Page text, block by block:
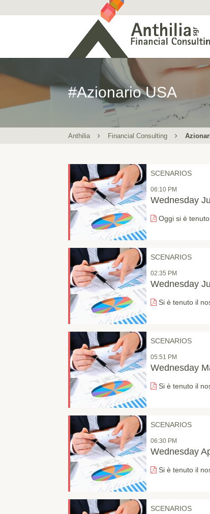
#Azionario USA
Anthilia Financial Consulting
SCENARIOS
06:10 PM
Wednesday
Oggi si è
SCENARIOS
02:35 PM
Wednesday
Si è tenuto il
SCENARIOS
05:51 PM
Wednesday
Si è tenuto il
SCENARIOS
06:30 PM
Wednesday
Si è tenuto il
SCENARIOS